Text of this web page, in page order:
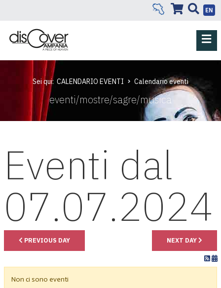
EN
Sei qui: CALENDARIO EVENTI Calendario eventi
eventi/mostre/sagre/musica
Eventi dal
07.07.2024
PREVIOUS DAY NEXT DAY
Non ci sono eventi